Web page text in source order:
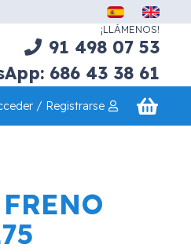
¡LLÁMENOS!
91 498 07 53
686 43 38 61
/ Registrarse